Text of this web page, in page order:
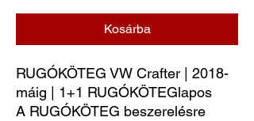
Kosárba
RUGÓKÖTEG VW Crafter | 2018-
máig | 1+1 RUGÓKÖTEGlapos
A RUGÓKÖTEG beszerelésre